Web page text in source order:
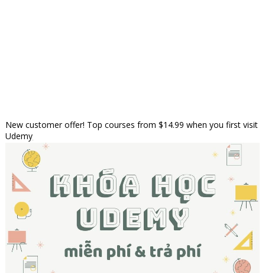
New customer offer! Top courses from $14.99 when you first visit
Udemy